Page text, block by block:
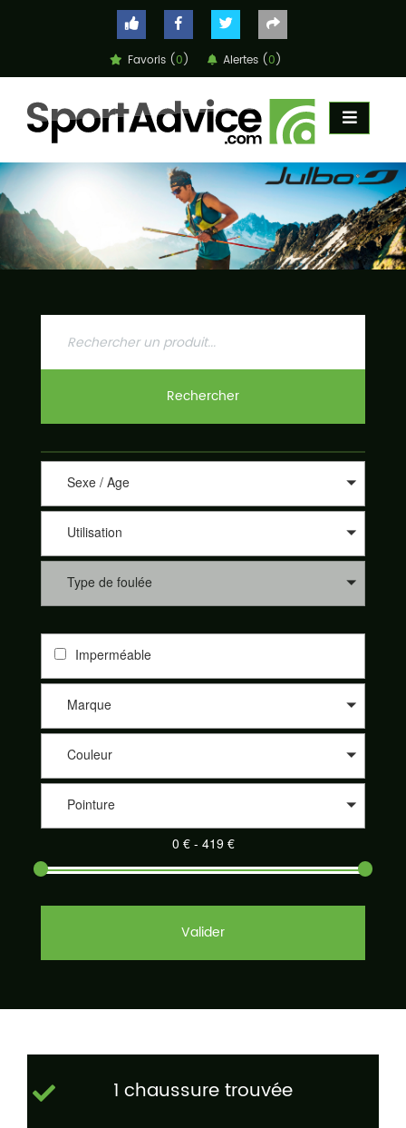
Favoris (0) Alertes (0)
COMPARATEUR
CONSEILS
CONTACT
Rechercher
Sexe / Age
Utilisation
Type de foulée
Imperméable
Marque
Couleur
Pointure
Valider
1 chaussure trouvée